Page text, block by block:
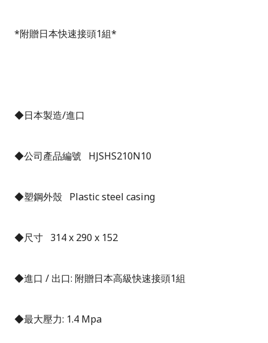
*附贈日本快速接頭1組*
◆日本製造/進口
◆公司產品編號 HJSHS210N10
◆塑鋼外殼 Plastic steel casing
◆尺寸 314 x 290 x 152
◆進口 / 出口: 附贈日本高級快速接頭1組
◆最大壓力: 1.4 Mpa